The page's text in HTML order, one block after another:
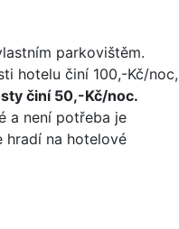
parkovištěm.
hotelu činí 100,-Kč/noc,
činí 50,-Kč/noc.
a není potřeba je
hradí na hotelové